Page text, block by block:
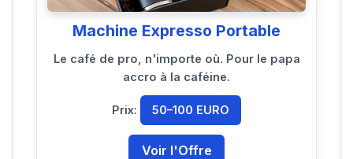
Machine Expresso Portable
Le café de pro, n'importe où. Pour le papa
accro à la caféine.
Prix: 50–100 EURO
Voir l'Offre